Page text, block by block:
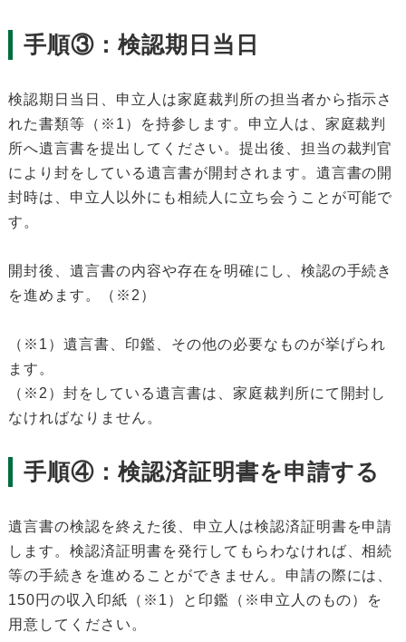
手順③：検認期日当日
検認期日当日、申立人は家庭裁判所の担当者から指示さ
れた書類等（※1）を持参します。申立人は、家庭裁判
所へ遺言書を提出してください。提出後、担当の裁判官
により封をしている遺言書が開封されます。遺言書の開
封時は、申立人以外にも相続人に立ち会うことが可能で
す。
開封後、遺言書の内容や存在を明確にし、検認の手続き
を進めます。（※2）
（※1）遺言書、印鑑、その他の必要なものが挙げられ
ます。
（※2）封をしている遺言書は、家庭裁判所にて開封し
なければなりません。
手順④：検認済証明書を申請する
遺言書の検認を終えた後、申立人は検認済証明書を申請
します。検認済証明書を発行してもらわなければ、相続
等の手続きを進めることができません。申請の際には、
150円の収入印紙（※1）と印鑑（※申立人のもの）を
用意してください。